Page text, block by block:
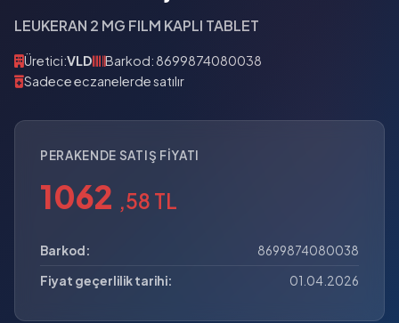
LEUKERAN 2 MG FILM KAPLI TABLET
Üretici:VLD
Barkod: 8699874080038
Sadece eczanelerde satılır
PERAKENDE SATIŞ FIYATI
1062 ,58 TL
Barkod:
8699874080038
Fiyat geçerlilik tarihi:
01.04.2026